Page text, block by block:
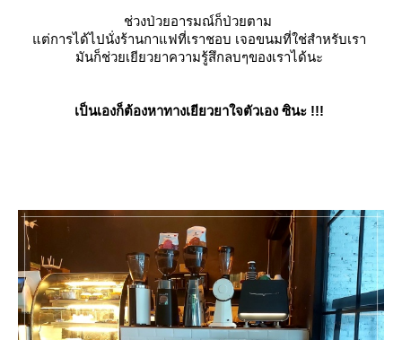
ช่วงป่วยอารมณ์ก็ป่วยตาม
ต่การได้ไปนั่งร้านกาแฟที่เราชอบ เจอขนมที่ใช่สำหรับเรา
มันก็ช่วยเยียวยาความรู้สึกลบๆของเราได้นะ
เป็นเองก็ต้องหาทางเยียวยาใจตัวเอง ซินะ !!!